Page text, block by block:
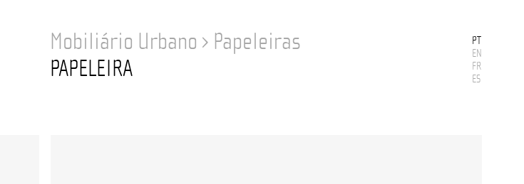
Mobiliário Urbano › Papeleiras
PAPELEIRA
PT
EN
FR
ES